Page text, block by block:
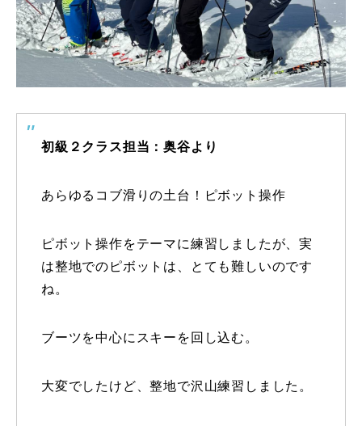
初級２クラス担当：奥谷より
あらゆるコブ滑りの土台！ピボット操作
ピボット操作をテーマに練習しましたが、実
は整地でのピボットは、とても難しいのです
ね。
ブーツを中心にスキーを回し込む。
大変でしたけど、整地で沢山練習しました。